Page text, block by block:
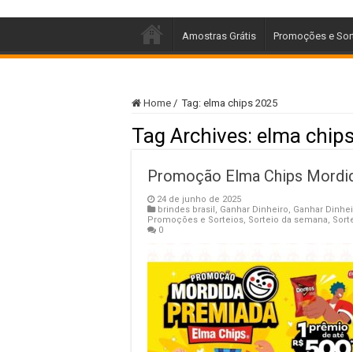
Amostras Grátis Promoções e
Home / Tag: elma chips 2025
Tag Archives: elma
Promoção Elma Chips
24 de junho de 2025
brindes brasil, Ganhar Dinheiro, Ganhar
Promoções e Sorteios, Sorteio da semana,
0